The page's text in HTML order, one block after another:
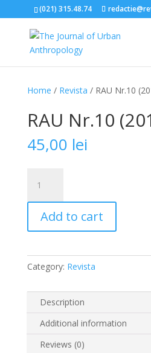
(021) 315.48.74
Home / Revista / RAU Nr.10
RAU Nr.10
45,00 lei
Nr.10
(2017)
quantity
Add to cart
Category: Revista
Description
Additional information
Reviews (0)